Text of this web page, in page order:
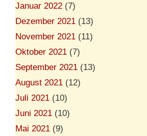
Januar 2022 (7)
Dezember 2021 (13)
November 2021 (11)
Oktober 2021 (7)
September 2021 (13)
August 2021 (12)
Juli 2021 (10)
Juni 2021 (10)
Mai 2021 (9)